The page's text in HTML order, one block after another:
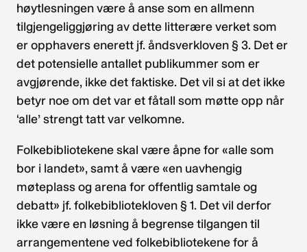
høytlesningen være å anse som en allmenn
tilgjengeliggjøring av dette litterære verket som
er opphavers enerett jf. åndsverkloven § 3. Det er
det potensielle antallet publikummer som er
avgjørende, ikke det faktiske. Det vil si at det ikke
betyr noe om det var et fåtall som møtte opp når
‘alle’ strengt tatt var velkomne.
Folkebibliotekene skal være åpne for «alle som
bor i landet», samt å være «en uavhengig
møteplass og arena for offentlig samtale og
debatt» jf. folkebibliotekloven § 1. Det vil derfor
ikke være en løsning å begrense tilgangen til
arrangementene ved folkebibliotekene for å